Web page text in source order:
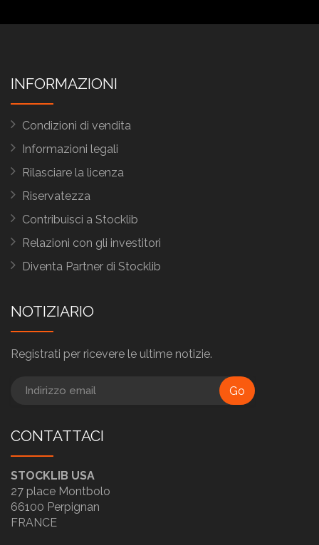
INFORMAZIONI
Condizioni di vendita
Informazioni legali
Rilasciare la licenza
Riservatezza
Contribuisci a Stocklib
Relazioni con gli investitori
Diventa Partner di Stocklib
NOTIZIARIO
Registrati per ricevere le ultime notizie.
Go
CONTATTACI
STOCKLIB USA
27 place Montbolo
66100 Perpignan
FRANCE